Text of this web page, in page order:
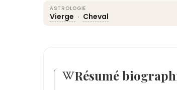
ASTROLOGIE
Vierge · Cheval
Résumé